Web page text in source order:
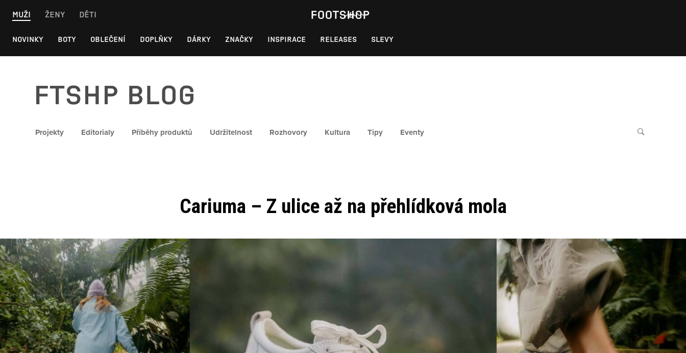
MUŽI ŽENY DĚTI
NOVINKY BOTY OBLEČENÍ DOPLŇKY DÁRKY ZNAČKY INSPIRACE RELEASES SLEVY
FTSHP blog
Projekty Editorialy Příběhy produktů Udržitelnost Rozhovory Kultura Tipy Eventy
Cariuma – Z ulice až na přehlídková mola